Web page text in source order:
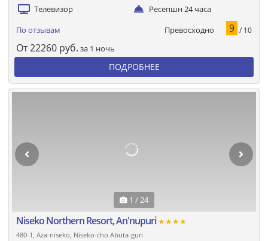
Телевизор
Ресепшн 24 часа
По отзывам Превосходно 9 / 10
От22260 руб. за 1 ночь
ПОДРОБНЕЕ
1 / 24
Niseko Northern Resort, An'nupuri★★★★
480-1, Aza-niseko, Niseko-cho Abuta-gun